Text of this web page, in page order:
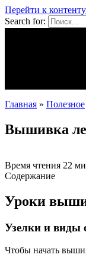
Перейти к контенту
Search for:
Главная » Полезное
Вышивка
Время чтения 22
Содержание
Уроки
Узелки и виды
Чтобы начать